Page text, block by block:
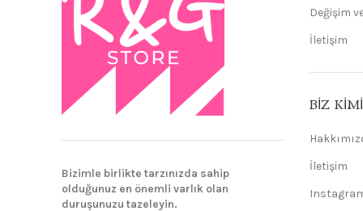
Bizimle birlikte tarzınızda sahip
olduğunuz en önemli varlık olan
duruşunuzu tazeleyin.
Değişim
İletişim
BIZ
İletişim